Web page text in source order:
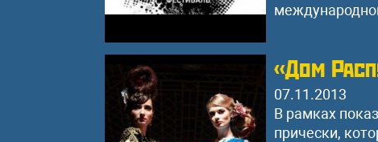
«Дом
07.11.2013
В рамках
прически,